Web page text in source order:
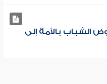
الشباب بالأمة إلى